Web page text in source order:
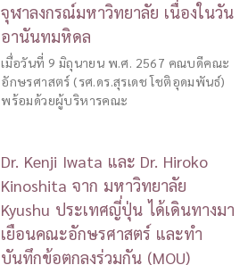
จุฬาลงกรณ์มหาวิทยาลัย เนื่องในวัน
อานันทมหิดล
เมื่อวันที่ 9 มิถุนายน พ.ศ. 2567 คณบดีคณะ
อักษรศาสตร์ (รศ.ดร.สุรเดช โชติอุดมพันธ์)
พร้อมด้วยผู้บริหารคณะ
Dr. Kenji Iwata และ Dr. Hiroko
Kinoshita จาก มหาวิทยาลัย
Kyushu ประเทศญี่ปุ่น ได้เดินทางมา
เยือนคณะอักษรศาสตร์ และทำ
บันทึกข้อตกลงร่วมกัน (MOU)